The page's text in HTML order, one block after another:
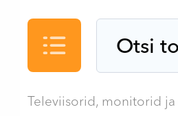
Kataloog
Televiisorid, monitorid